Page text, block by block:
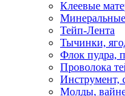
Клеевые
Тейп-Лента
Тычинки,
Флок пудра,
Проволока
Инструмент,
Молды,